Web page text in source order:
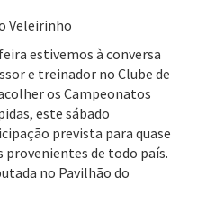
estivemos à conversa
e treinador no Clube de
os Campeonatos
este sábado
prevista para quase
provenientes de todo país.
no Pavilhão do